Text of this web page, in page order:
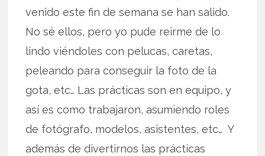
venido este fin de semana se han salido.
No sé ellos, pero yo pude reirme de lo
lindo viéndoles con pelucas, caretas,
peleando para conseguir la foto de la
gota, etc… Las prácticas son en equipo, y
así es como trabajaron, asumiendo roles
de fotógrafo, modelos, asistentes, etc… Y
además de divertirnos las prácticas